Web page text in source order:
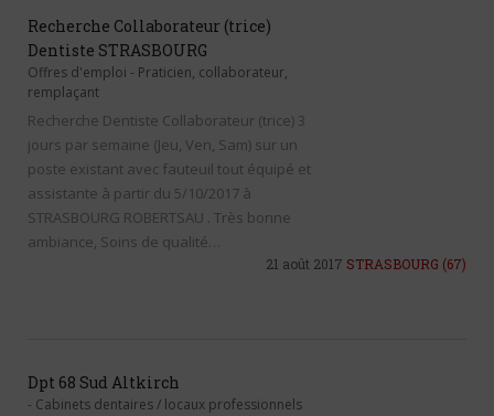
Recherche Collaborateur (trice)
Dentiste STRASBOURG
Offres d'emploi - Praticien, collaborateur,
remplaçant
Recherche Dentiste Collaborateur (trice) 3
jours par semaine (Jeu, Ven, Sam) sur un
poste existant avec fauteuil tout équipé et
assistante à partir du 5/10/2017 à
STRASBOURG ROBERTSAU . Très bonne
ambiance, Soins de qualité…
21 août 2017 STRASBOURG (67)
Dpt 68 Sud Altkirch
- Cabinets dentaires / locaux professionnels